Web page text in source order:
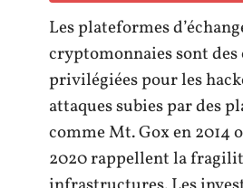
Les plateformes
cryptomonnaies sont des
privilégiées pour les
attaques subies par des
comme Mt. Gox en 2014
2020 rappellent la